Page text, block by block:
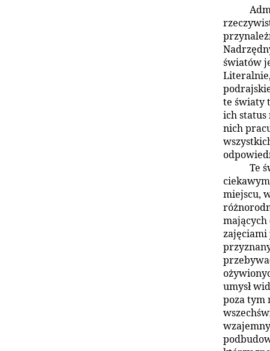
światów
te światy
ich status
nich
Te
miejscu,
umysł
poza tym